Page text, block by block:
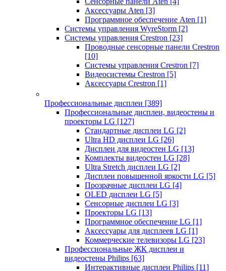
Аксессуары Aten [3]
Программное обеспечение Aten [1]
Системы управления WyreStorm [2]
Системы управления Crestron [23]
Проводные сенсорные панели Crestron
[10]
Системы управления Crestron [7]
Видеосистемы Crestron [5]
Аксессуары Crestron [1]
Профессиональные дисплеи [389]
Профессиональные дисплеи, видеостены и
проекторы LG [127]
Стандартные дисплеи LG [2]
Ultra HD дисплеи LG [26]
Дисплеи для видеостен LG [13]
Комплекты видеостен LG [28]
Ultra Stretch дисплеи LG [2]
Дисплеи повышенной яркости LG [5]
Прозрачные дисплеи LG [4]
OLED дисплеи LG [5]
Сенсорные дисплеи LG [3]
Проекторы LG [13]
Программное обеспечение LG [1]
Аксессуары для дисплеев LG [1]
Коммерческие телевизоры LG [23]
Профессиональные ЖК дисплеи и
видеостены Philips [63]
Интерактивные дисплеи Philips [11]